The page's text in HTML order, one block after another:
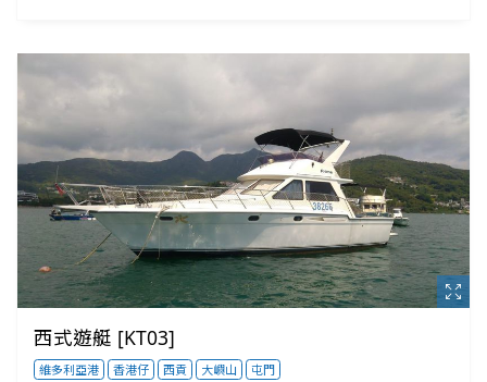
西式遊艇 [KT03]
維多利亞港 香港仔 西貢 大嶼山
屯門